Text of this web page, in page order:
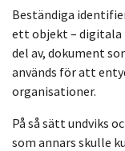
Beständiga
ett objekt – digitala
del av, dokument
används för att
organisationer.
På så sätt undviks
som annars skulle